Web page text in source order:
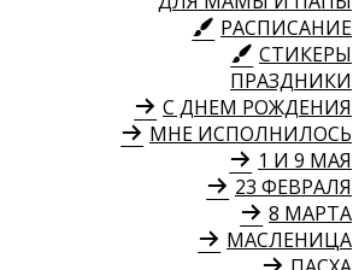
РАСПИСАНИЕ
СТИКЕРЫ
ПРАЗДНИКИ
С ДНЕМ РОЖДЕНИЯ
МНЕ ИСПОЛНИЛОСЬ
1 И 9 МАЯ
23 ФЕВРАЛЯ
8 МАРТА
МАСЛЕНИЦА